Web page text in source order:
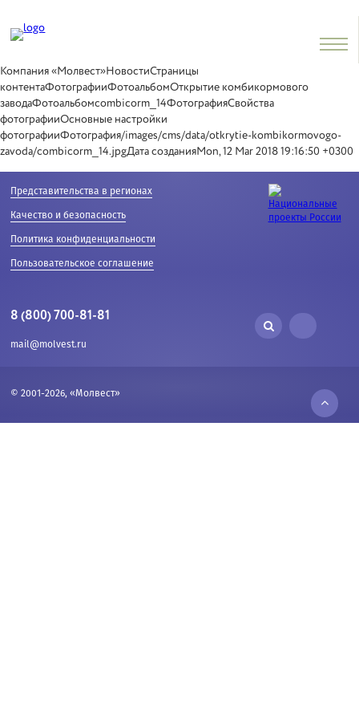
Компания «Молвест»НовостиСтраницы
контентаФотографииФотоальбомОткрытие комбикормового
заводаФотоальбомcombicorm_14ФотографияСвойства
фотографииОсновные настройки
фотографииФотография/images/cms/data/otkrytie-kombikormovogo-
zavoda/combicorm_14.jpgДата созданияMon, 12 Mar 2018 19:16:50 +0300
Представительства в регионах
Качество и безопасность
Политика конфиденциальности
Пользовательское соглашение
8 (800) 700-81-81
mail@molvest.ru
© 2001-2026, «Молвест»